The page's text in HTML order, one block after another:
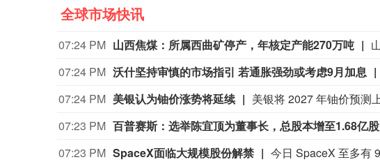
全球市场快讯
07:24 PM 山西焦煤：所属西曲矿停产，年核定产能270万吨
07:24 PM 沃什坚持审慎的市场指引 若通胀强劲或考虑9月加息
07:24 PM 美银认为铀价涨势将延续
07:23 PM 百普赛斯：选举陈宜顶为董事长，总股本增至1.68亿股
07:23 PM SpaceX面临大规模股份解禁